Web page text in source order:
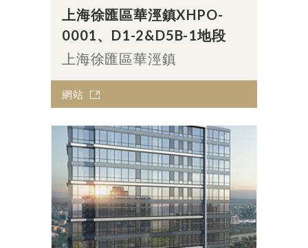
上海徐匯區華涇鎮XHPO-
0001、D1-2&D5B-1地段
上海徐匯區華涇鎮
網站